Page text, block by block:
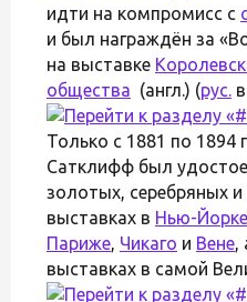
идти на компромисс с
и был награждён за
на выставке
общества (англ.) (рус.
Только с 1881 по 1894
Сатклифф был
золотых, серебряных
выставках в Нью-Йорке
Париже, Чикаго и Вене,
выставках в самой